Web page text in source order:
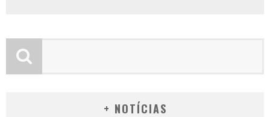
+ NOTÍCIAS